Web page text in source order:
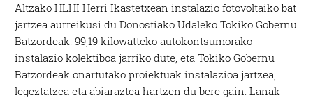
Altzako HLHI Herri Ikastetxean instalazio fotovoltaiko bat
jartzea aurreikusi du Donostiako Udaleko Tokiko Gobernu
Batzordeak. 99,19 kilowatteko autokontsumorako
instalazio kolektiboa jarriko dute, eta Tokiko Gobernu
Batzordeak onartutako proiektuak instalazioa jartzea,
legeztatzea eta abiaraztea hartzen du bere gain. Lanak